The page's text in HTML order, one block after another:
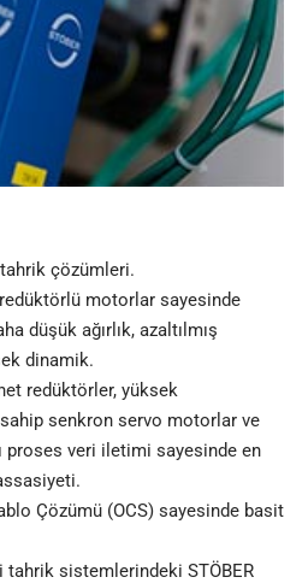
çözümleri.
motorlar sayesinde
düşük ağırlık, azaltılmış
dinamik.
redüktörler, yüksek
senkron servo motorlar ve
proses veri iletimi sayesinde en
Çözümü (OCS) sayesinde basit
sistemlerindeki STÖBER